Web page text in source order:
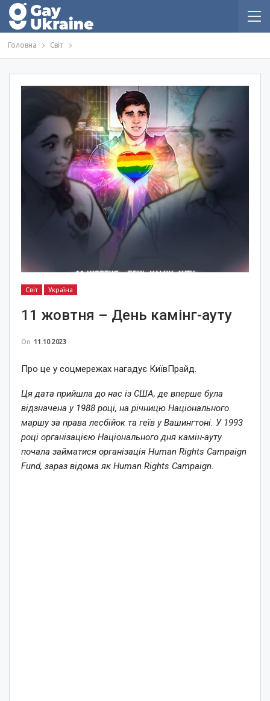
Головна Світ
Світ Україна
11 жовтня – День камінг-ауту
On 11.10.2023
Про це у соцмережах нагадує КиївПрайд.
Ця дата прийшла до нас із США, де вперше була
відзначена у 1988 році, на річницю Національного
маршу за права лесбійок та геїв у Вашингтоні. У 1993
році організацією Національного дня камін-ауту
почала займатися організація Human Rights Campaign
Fund, зараз відома як Human Rights Campaign.